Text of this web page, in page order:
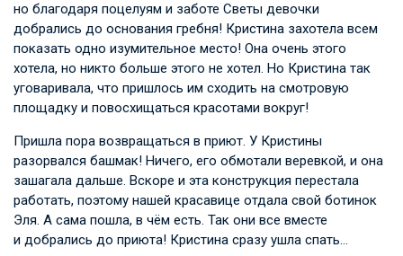
но благодаря поцелуям и заботе Светы девочки
добрались до основания гребня! Кристина захотела всем
показать одно изумительное место! Она очень этого
хотела, но никто больше этого не хотел. Но Кристина так
уговаривала, что пришлось им сходить на смотровую
площадку и повосхищаться красотами вокруг!
Пришла пора возвращаться в приют. У Кристины
разорвался башмак! Ничего, его обмотали веревкой, и она
зашагала дальше. Вскоре и эта конструкция перестала
работать, поэтому нашей красавице отдала свой ботинок
Эля. А сама пошла, в чём есть. Так они все вместе
и добрались до приюта! Кристина сразу ушла спать…